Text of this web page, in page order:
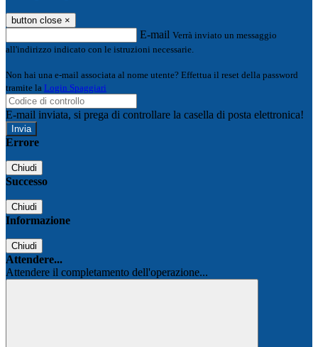
button close ×
E-mail Verrà inviato un messaggio
all'indirizzo indicato con le istruzioni necessarie.
Non hai una e-mail associata al nome utente? Effettua il reset della password
tramite la Login Spaggiari
E-mail inviata, si prega di controllare la casella di posta elettronica!
Errore
Chiudi
Successo
Chiudi
Informazione
Chiudi
Attendere...
Attendere il completamento dell'operazione...